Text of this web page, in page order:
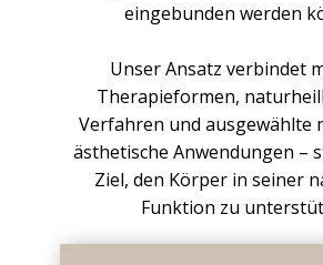
eingebunden werden
Unser Ansatz verbindet
Therapieformen,
Verfahren und ausgewählte
ästhetische Anwendungen –
Ziel, den Körper in seiner
Funktion zu